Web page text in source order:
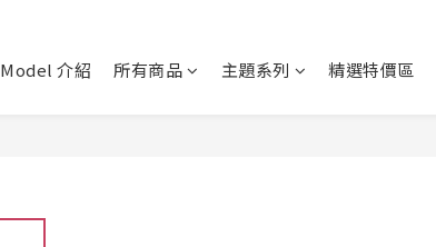
Model 介紹 所有商品 主題系列 精選特價區